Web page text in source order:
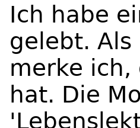
Ich habe
gelebt.
merke
hat. Die